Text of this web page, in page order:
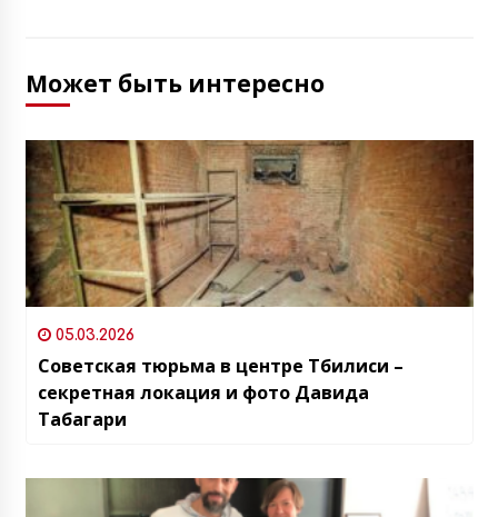
Может быть интересно
05.03.2026
Советская тюрьма в центре Тбилиси –
секретная локация и фото Давида
Табагари